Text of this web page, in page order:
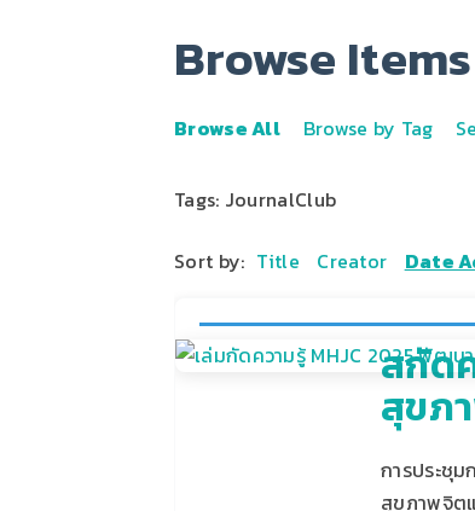
Browse
Browse All Browse by Tag
Tags: JournalClub
Sort by: Title Creator Date
สกัด
สุขภ
การประชุ
สุขภาพจิต